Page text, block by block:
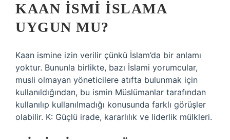
KAAN ISMI ISLAMA
UYGUN MU?
Kaan ismine izin verilir çünkü İslam’da bir anlamı
yoktur. Bununla birlikte, bazı İslami yorumcular,
musli olmayan yöneticilere atıfta bulunmak için
kullanıldığından, bu ismin Müslümanlar tarafından
kullanılıp kullanılmadığı konusunda farklı görüşler
olabilir. K: Güçlü irade, kararlılık ve liderlik mülkleri.